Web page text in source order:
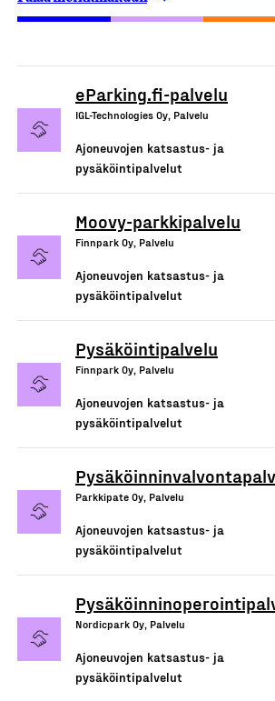
eParking.fi-palvelu
IGL-Technologies Oy, Palvelu
Ajoneuvojen katsastus- ja
pysäköintipalvelut
Moovy-parkkipalvelu
Finnpark Oy, Palvelu
Ajoneuvojen katsastus- ja
pysäköintipalvelut
Pysäköintipalvelu
Finnpark Oy, Palvelu
Ajoneuvojen katsastus- ja
pysäköintipalvelut
Parkkipate Oy, Palvelu
Ajoneuvojen katsastus- ja
pysäköintipalvelut
Nordicpark Oy, Palvelu
Ajoneuvojen katsastus- ja
pysäköintipalvelut